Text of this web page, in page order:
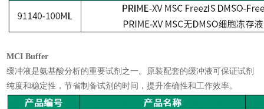
MCI Buffer
缓冲液是氨基酸分析的重要试剂之一。原装配套的缓冲液可保证试剂
纯度和稳定性，节省制备试剂的时间，提升准确性和工作效率。